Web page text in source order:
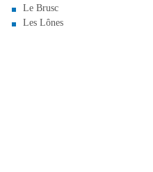
Le Brusc
Les Lônes